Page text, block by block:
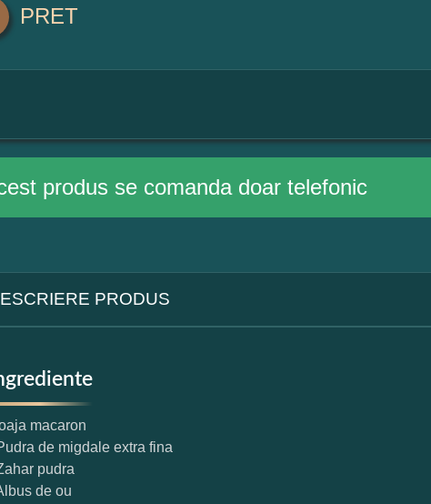
PRET
produs se comanda doar telefonic
PRODUS
macaron
de migdale extra fina
pudra
de ou